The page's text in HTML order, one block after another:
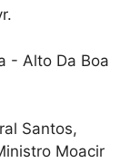
Santos,
Moacir